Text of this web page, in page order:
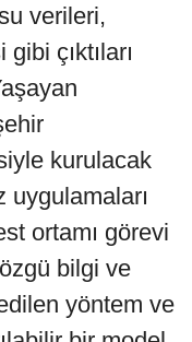
verileri,
çıktıları
kurulacak
ortamı görevi
bilgi ve
yöntem ve